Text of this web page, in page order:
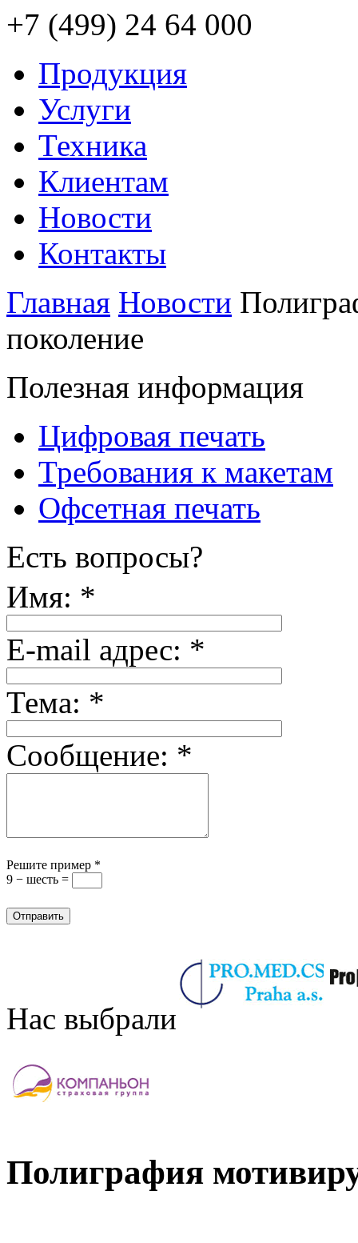
+7 (499) 24 64 000
Продукция
Услуги
Техника
Клиентам
Новости
Контакты
Главная Новости
поколение
Полезная информация
Цифровая печать
Требования к макетам
Офсетная печать
Есть вопросы?
Имя: *
E-mail адрес: *
Тема: *
Сообщение: *
Решите пример *
9 − шесть =
Нас выбрали
Полиграфия